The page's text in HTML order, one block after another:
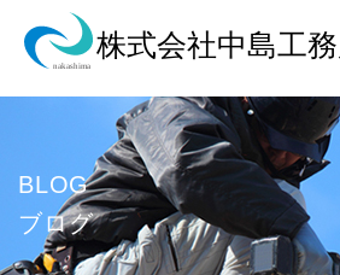
BLOG
ブログ